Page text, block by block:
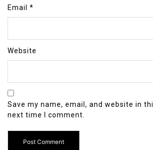
Email *
Website
Save my name, email, and website in
next time I comment.